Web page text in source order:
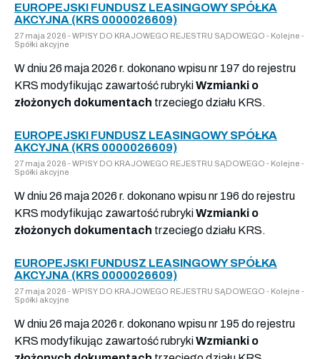
EUROPEJSKI FUNDUSZ LEASINGOWY SPÓŁKA
AKCYJNA (KRS 0000026609)
27 maja 2026 - WPISY DO KRAJOWEGO REJESTRU SĄDOWEGO - Kolejne -
Spółki akcyjne
W dniu 26 maja 2026 r. dokonano wpisu nr 197 do rejestru
KRS modyfikując zawartość rubrykiWzmianki o
złożonych dokumentach trzeciego działu KRS.
EUROPEJSKI FUNDUSZ LEASINGOWY SPÓŁKA
AKCYJNA (KRS 0000026609)
27 maja 2026 - WPISY DO KRAJOWEGO REJESTRU SĄDOWEGO - Kolejne -
Spółki akcyjne
W dniu 26 maja 2026 r. dokonano wpisu nr 196 do rejestru
KRS modyfikując zawartość rubrykiWzmianki o
złożonych dokumentach trzeciego działu KRS.
EUROPEJSKI FUNDUSZ LEASINGOWY SPÓŁKA
AKCYJNA (KRS 0000026609)
27 maja 2026 - WPISY DO KRAJOWEGO REJESTRU SĄDOWEGO - Kolejne -
Spółki akcyjne
W dniu 26 maja 2026 r. dokonano wpisu nr 195 do rejestru
KRS modyfikując zawartość rubrykiWzmianki o